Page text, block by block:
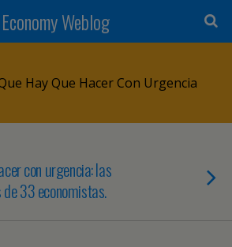
Economy Weblog
Hay Que Hacer Con Urgencia
con urgencia: las
33 economistas.